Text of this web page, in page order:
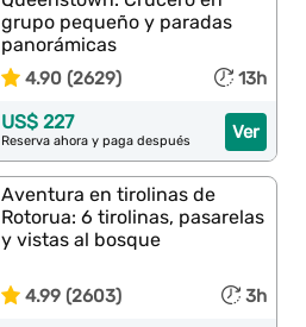
grupo pequeño y paradas
panorámicas
4.90 (2629) 13h
Ver
US$ 227
Reserva ahora y paga después
Aventura en tirolinas de
Rotorua: 6 tirolinas, pasarelas
y vistas al bosque
4.99 (2603) 3h